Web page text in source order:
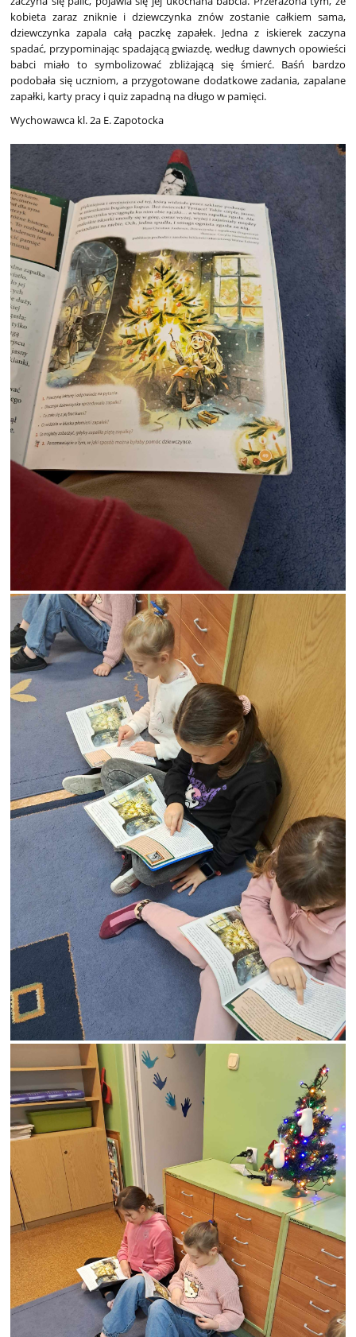
kobieta zaraz zniknie i dziewczynka znów zostanie całkiem sama,
dziewczynka zapala całą paczkę zapałek. Jedna z iskierek zaczyna
spadać, przypominając spadającą gwiazdę, według dawnych opowieści
babci miało to symbolizować zbliżającą się śmierć. Baśń bardzo
podobała się uczniom, a przygotowane dodatkowe zadania, zapalane
zapałki, karty pracy i quiz zapadną na długo w pamięci.
Wychowawca kl. 2a E. Zapotocka